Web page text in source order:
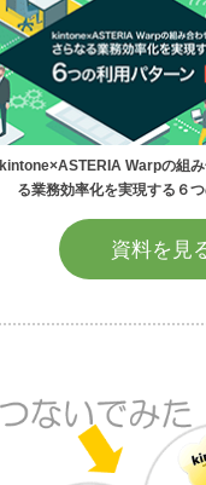
kintone×ASTERIA Warpの組み
る業務効率化を実現する６
資料を見